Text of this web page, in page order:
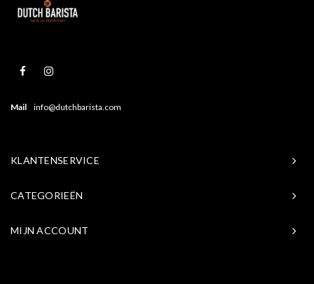
Mail info@dutchbarista.com
KLANTENSERVICE
CATEGORIEËN
MIJN ACCOUNT